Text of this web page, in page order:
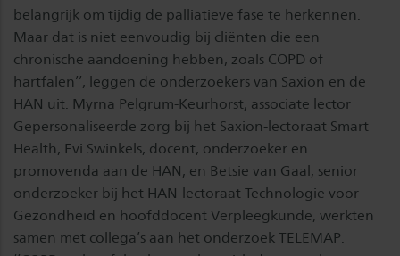
belangrijk om tijdig de palliatieve fase te herkennen.
Maar dat is niet eenvoudig bij cliënten die een
chronische aandoening hebben, zoals COPD of
hartfalen’’, leggen de onderzoekers van Saxion en de
HAN uit. Myrna Pelgrum-Keurhorst, associate lector
Gepersonaliseerde zorg bij het Saxion-lectoraat Smart
Health, Evi Swinkels, docent, onderzoeker en
promovenda aan de HAN, en Betsie van Gaal, senior
onderzoeker bij het HAN-lectoraat Technologie voor
Gezondheid en hoofddocent Verpleegkunde, werkten
samen met collega’s aan het onderzoek TELEMAP.